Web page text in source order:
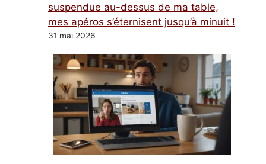
suspendue au-dessus de ma table,
mes apéros s’éternisent jusqu’à minuit !
31 mai 2026